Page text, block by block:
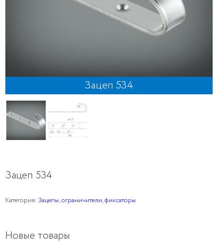
Зацеп 534
Зацеп 534
Категория:Зацепы, ограничители, фиксаторы
Новые товары